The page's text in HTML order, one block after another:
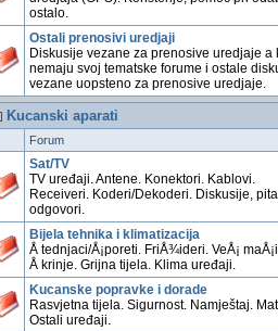
ostalo.
Ostali prenosivi uredjaji
Diskusije vezane za prenosive uredjaje a
nemaju svoj tematske forume i ostale
vezane uopsteno za prenosive uredjaje.
Kucanski aparati
Forum
Sat/TV
TV uređaji. Antene. Konektori. Kablovi.
Receiveri. Koderi/Dekoderi. Diskusije,
odgovori.
Bijela tehnika i klimatizacija
Å tednjaci/Å¡poreti. FriÅ¾ideri. VeÅ¡
Å krinje. Grijna tijela. Klima uređaji.
Kucanske popravke i dorade
Rasvjetna tijela. Sigurnost. Namještaj.
Ostali uređaji.